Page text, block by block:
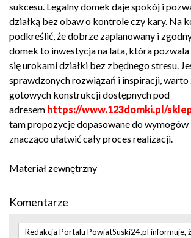
sukcesu. Legalny domek daje spokój i
działką bez obaw o kontrole czy kary. Na
podkreślić, że dobrze zaplanowany i
domek to inwestycja na lata, która pozwala
się urokami działki bez zbędnego stresu.
sprawdzonych rozwiązań i inspiracji, warto
gotowych konstrukcji dostępnych pod
adresem https://www.123domki.pl/
tam propozycje dopasowane do
znacząco ułatwić cały proces realizacji.
Materiał zewnętrzny
Komentarze
Redakcja Portalu PowiatSuski24.pl informuje,